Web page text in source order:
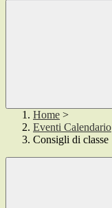
Home >
Eventi Calendario
Consigli di classe